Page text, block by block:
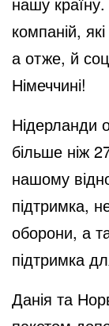
компаній,
а отже, й
Німеччині!
Нідерланди
більше ніж
нашому
підтримка,
оборони, а
підтримка
Данія та